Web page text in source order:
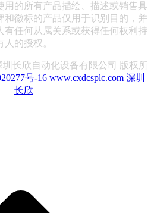
用的所有产品描绘、描述或销售具
和徽标的产品仅用于识别目的，并
有任何从属关系或获得任何权利持
人的授权。
圳长欣自动化设备有限公司 版权所
号-16 www.cxdcsplc.com 深圳
长欣